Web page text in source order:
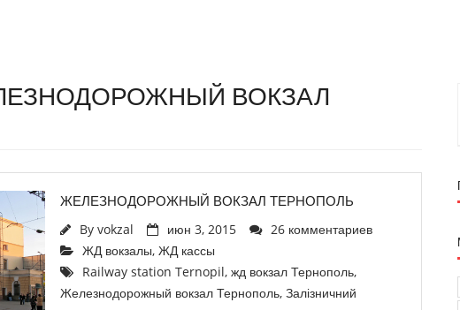
ВОКЗАЛ
ЖЕЛЕЗНОДОРОЖНЫЙ ВОКЗАЛ ТЕРНОПОЛЬ
Byvokzal июн 3, 2015
26 комментариев
ЖД вокзалы,ЖД кассы
Railway station Ternopil,жд вокзал Тернополь,
Железнодорожный вокзал Тернополь,Залізничний